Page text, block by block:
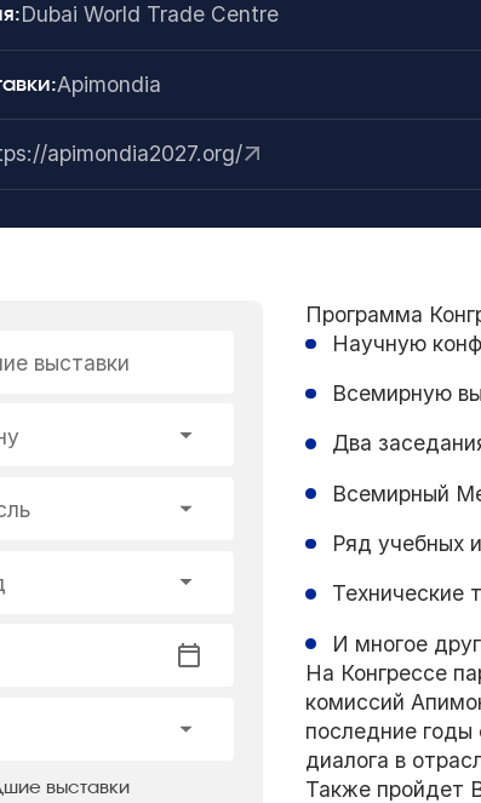
Dubai World Trade Centre
Apimondia
apimondia2027.org/
выставки
выставки
Программа
Научную
Всемирную
Два
Всемирный
Ряд учебных
Технические
И многое
На Конгрессе
комиссий
последние
диалога в
Также пройдет